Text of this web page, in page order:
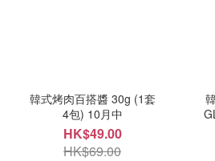
韓式烤肉百搭醬 30g (1套
4包) 10月中
HK$49.00
HK$69.00